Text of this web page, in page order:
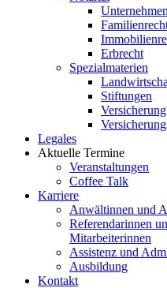
Erbrecht
Spezialmaterien
Stiftungen
Legales
Aktuelle Termine
Veranstaltungen
Coffee Talk
Karriere
Anwältinnen und
Referendarinnen
Mitarbeiterinnen
Assistenz und
Ausbildung
Kontakt